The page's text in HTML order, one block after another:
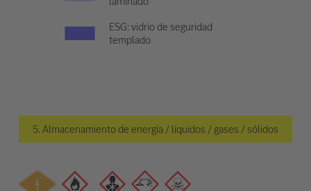
ESG: vidrio de seguridad
templado
5. Almacenamiento de energía / líquidos / gases / sólidos